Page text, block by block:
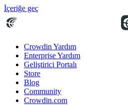
İçeriğe geç
Crowdin Yardım
Enterprise Yardım
Geliştirici Portalı
Store
Blog
Community
Crowdin.com